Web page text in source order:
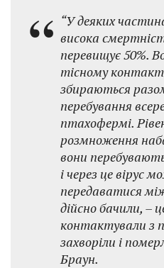
“У деяких
висока
перевищує 50%.
тісному
збираються
перебування
птахофермі.
розмноження
вони
і через це вірус
передаватися
дійсно бачили, –
контактували з
захворіли і
Браун.